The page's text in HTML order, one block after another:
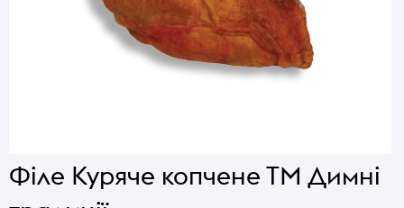
Філе Куряче копчене ТМ Димні